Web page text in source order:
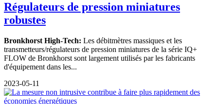
Régulateurs de pression miniatures
robustes
Bronkhorst High-Tech: Les débitmètres massiques et les
transmetteurs/régulateurs de pression miniatures de la série IQ+
FLOW de Bronkhorst sont largement utilisés par les fabricants
d'équipement dans les...
2023-05-11